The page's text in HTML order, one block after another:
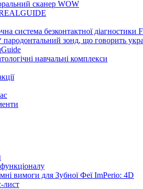
сканер WOW
система безконтактної діагностики
пародонтальний зонд, що говорить
навчальні комплекси
вимоги для Зубної Феї ImPerio: 4D
лист